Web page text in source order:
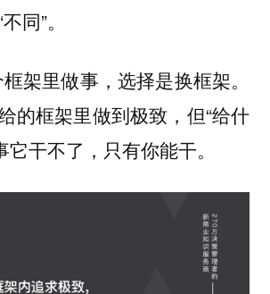
同”。
架里做事，选择是换框架。
的框架里做到极致，但“给什
它干不了，只有你能干。